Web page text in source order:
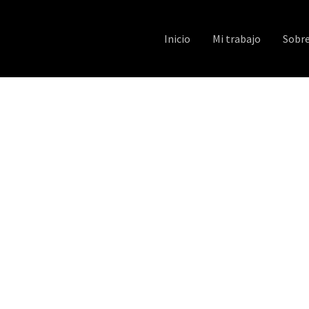
Inicio Mi trabajo
las 12.01.22